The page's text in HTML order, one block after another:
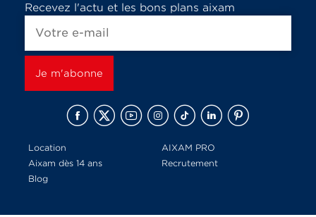
Recevez l'actu et les bons plans aixam
Location
AIXAM PRO
Aixam dès 14 ans
Recrutement
Blog